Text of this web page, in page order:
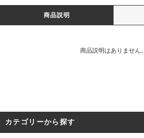
商品説明
商品説明はありません。
カテゴリーから探す